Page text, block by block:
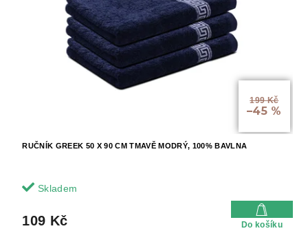
199 Kč
–45 %
RUČNÍK GREEK 50 X 90 CM TMAVĚ MODRÝ, 100% BAVLNA
Skladem
109 Kč Do košíku